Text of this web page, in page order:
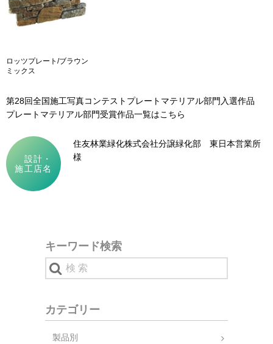
ロッツプレート/ブラウン
ミックス
第28回全国施工写真コンテストプレートマテリアル部門入選作品
プレートマテリアル部門受賞作品一覧はこちら
設計・
施工店名
住友林業緑化株式会社分譲緑化部 東日本営業所
様
キーワード検索
カテゴリー
製品別